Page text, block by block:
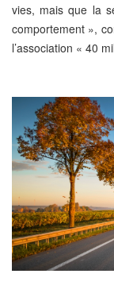
vies, mais que la
comportement »,
l’association « 40